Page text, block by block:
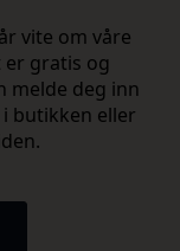
vite om våre
er gratis og
melde deg inn
butikken eller